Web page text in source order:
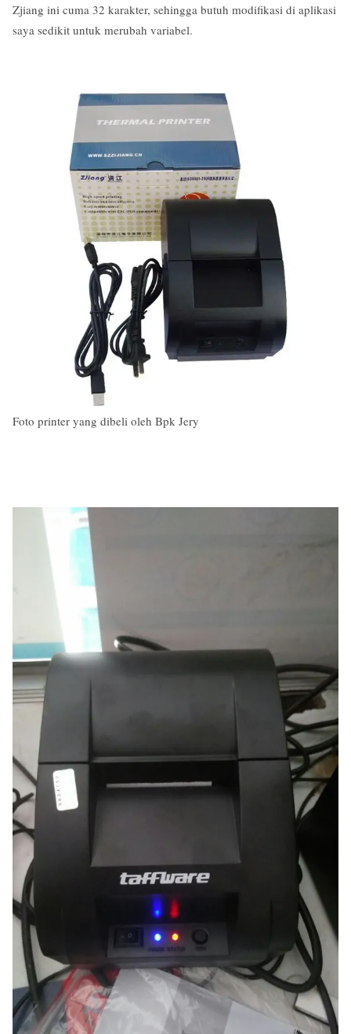
Zjiang ini cuma 32 karakter, sehingga butuh modifikasi di aplikasi
saya sedikit untuk merubah variabel.
Foto printer yang dibeli oleh Bpk Jery